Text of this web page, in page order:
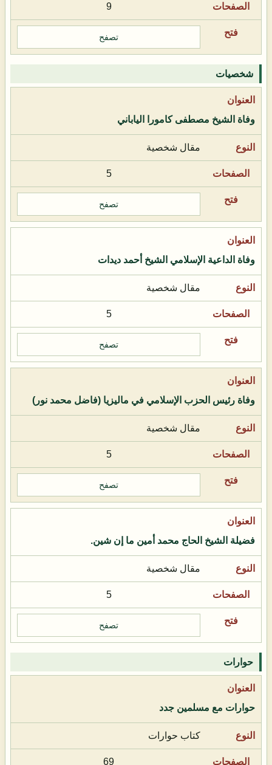
9
تصفح
شخصيات
وفاة الشيخ مصطفى كامورا الياباني
مقال شخصية
5
تصفح
وفاة الداعية الإسلامي الشيخ أحمد ديدات
مقال شخصية
5
تصفح
وفاة رئيس الحزب الإسلامي في ماليزيا (فاضل محمد نور)
مقال شخصية
5
تصفح
فضيلة الشيخ الحاج محمد أمين ما إن شين.
مقال شخصية
5
تصفح
حوارات
حوارات مع مسلمين جدد
كتاب حوارات
69